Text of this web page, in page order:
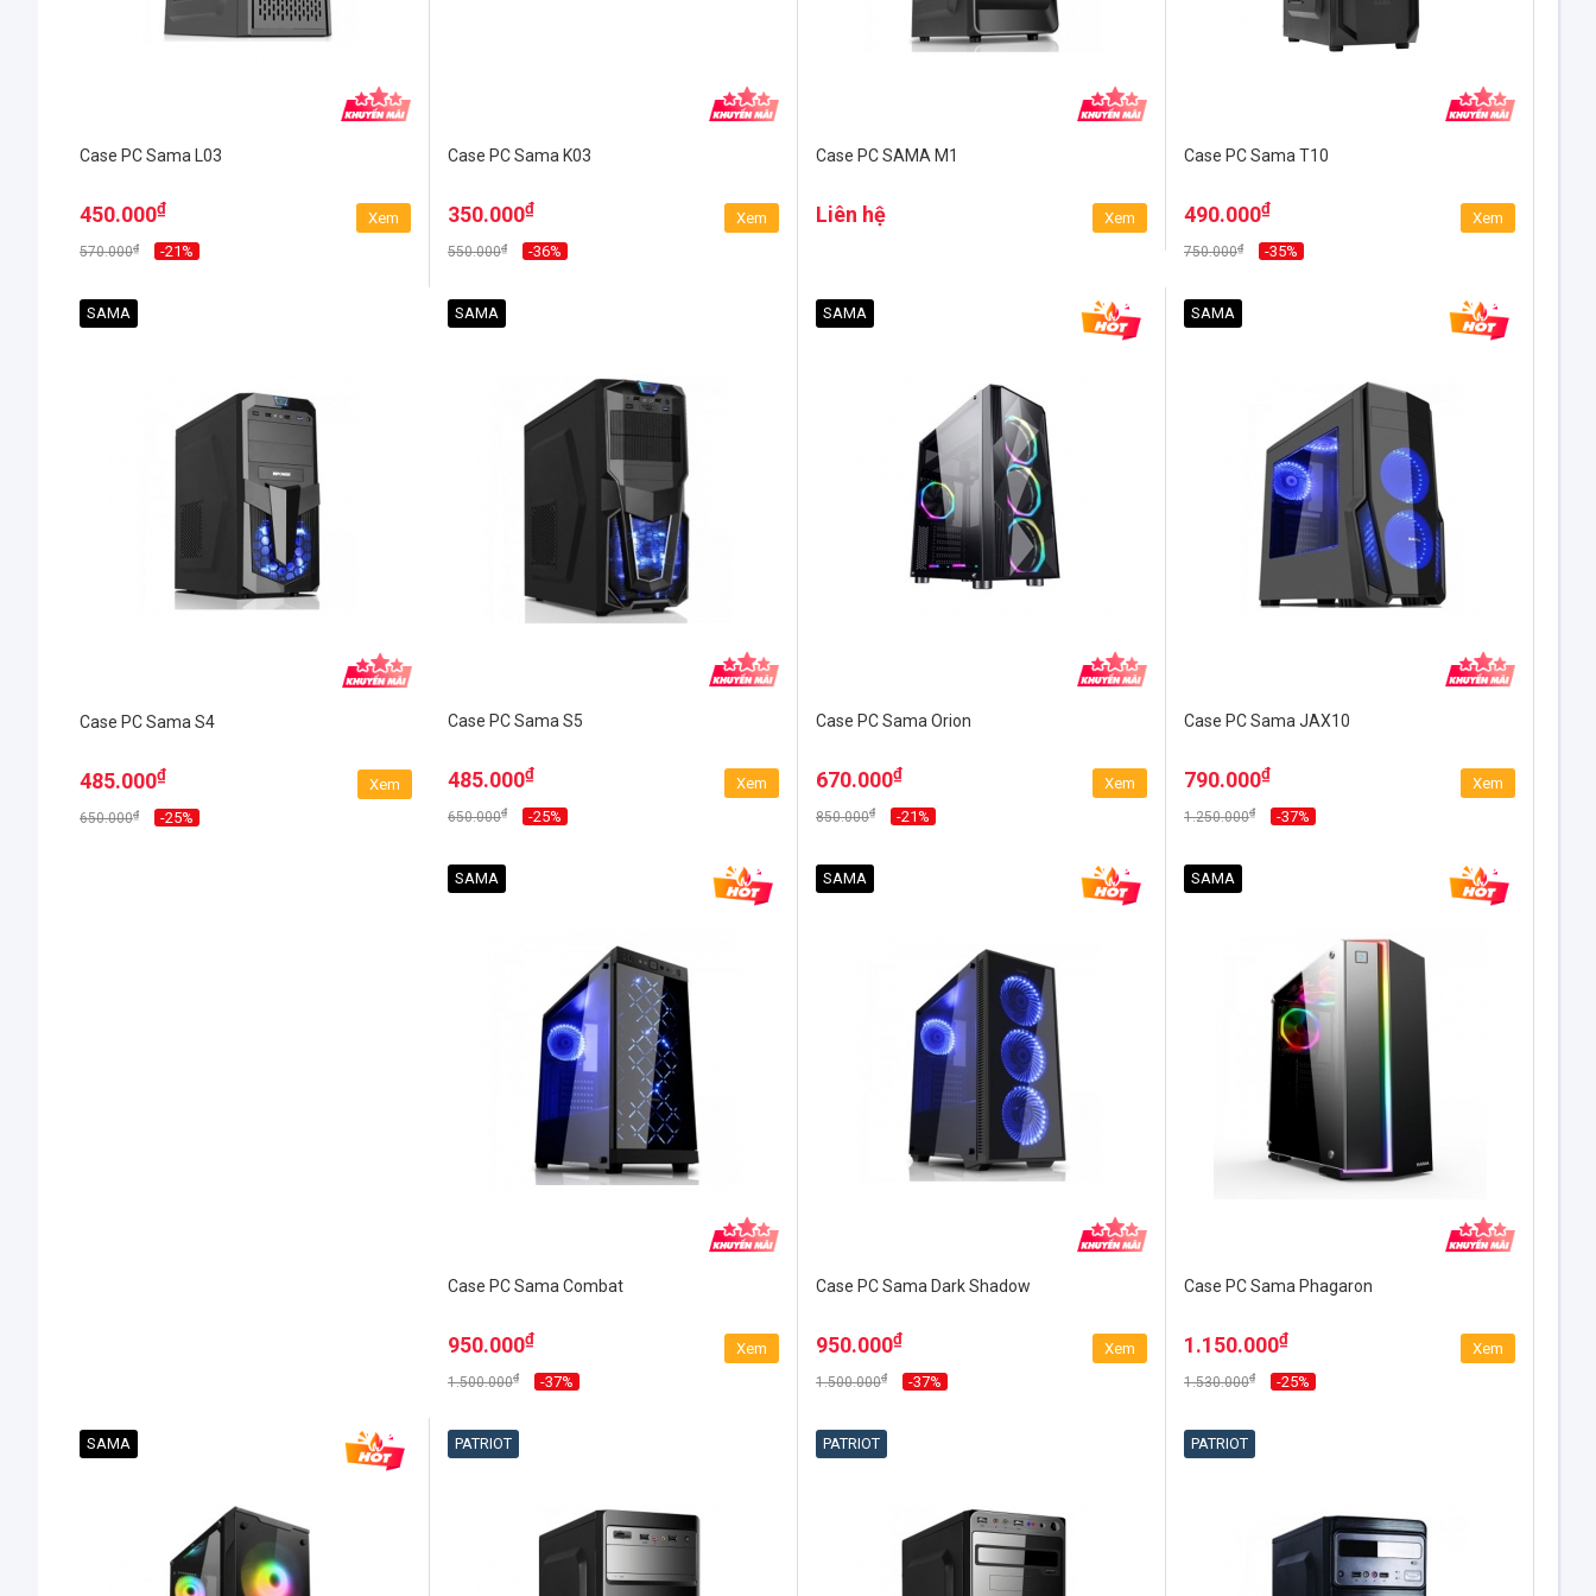
Case PC Sama L03
450.000₫
570.000₫ -21%
Xem
Case PC Sama K03
350.000₫
550.000₫ -36%
Xem
Case PC SAMA M1
Liên hệ Xem
Case PC Sama T10
490.000₫
750.000₫ -35%
Xem
SAMA
Case PC Sama S4
485.000₫
650.000₫ -25%
Xem
SAMA
Case PC Sama S5
485.000₫
650.000₫ -25%
Xem
SAMA
Case PC Sama Orion
670.000₫
850.000₫ -21%
Xem
SAMA
Case PC Sama JAX10
790.000₫
1.250.000₫ -37%
Xem
SAMA
Case PC Sama Combat
950.000₫
1.500.000₫ -37%
Xem
SAMA
Case PC Sama Dark Shadow
950.000₫
1.500.000₫ -37%
Xem
SAMA
Case PC Sama Phagaron
1.150.000₫
1.530.000₫ -25%
Xem
SAMA PATRIOT PATRIOT PATRIOT